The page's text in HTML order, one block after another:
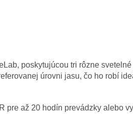
poskytujúcou tri rôzne
úrovni jasu, čo ho robí
pre až 20 hodín prevádzky alebo